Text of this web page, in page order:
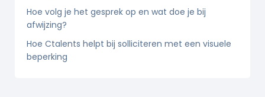
Hoe volg je het gesprek op en wat doe je bij
afwijzing?
Hoe Ctalents helpt bij solliciteren met een visuele
beperking